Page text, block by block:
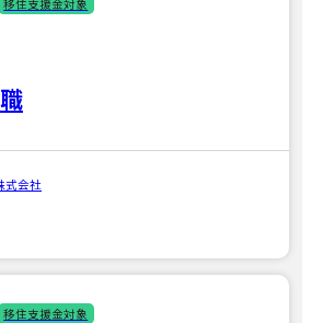
移住支援金対象
式会社
移住支援金対象